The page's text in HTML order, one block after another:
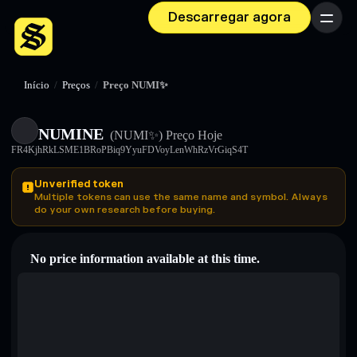
Descarregar agora Menu
Início / Preços / Preço NUMI✨
NUMINE (NUMI✨) Preço Hoje
FR4KjhRkLSME1BRoPBiq9YyuFDVoyLenWhRzVrGiqS4T
Unverified token
Multiple tokens can use the same name and symbol. Always
do your own research before buying.
No price information available at this time.